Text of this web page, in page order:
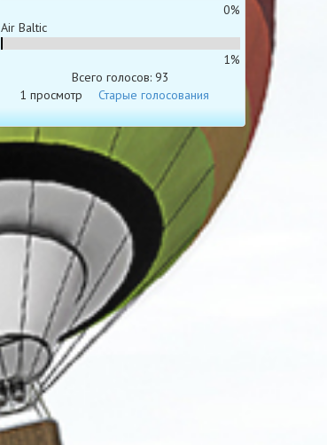
0%
Air Baltic
1%
Всего голосов: 93
1 просмотр
Старые голосования